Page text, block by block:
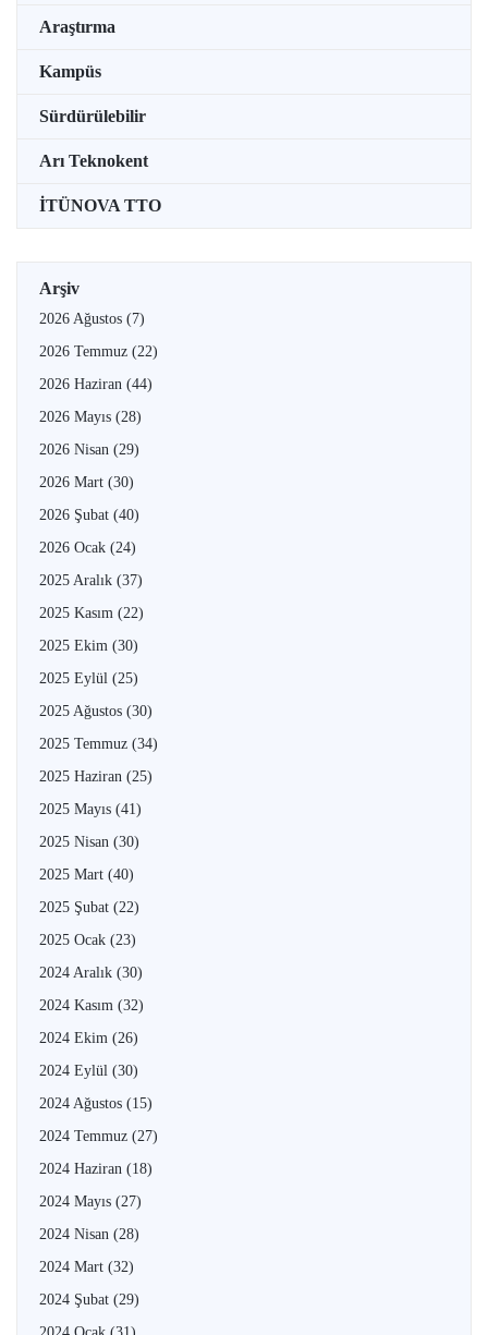
Araştırma
Kampüs
Sürdürülebilir
Arı Teknokent
İTÜNOVA TTO
Arşiv
2026 Ağustos (7)
2026 Temmuz (22)
2026 Haziran (44)
2026 Mayıs (28)
2026 Nisan (29)
2026 Mart (30)
2026 Şubat (40)
2026 Ocak (24)
2025 Aralık (37)
2025 Kasım (22)
2025 Ekim (30)
2025 Eylül (25)
2025 Ağustos (30)
2025 Temmuz (34)
2025 Haziran (25)
2025 Mayıs (41)
2025 Nisan (30)
2025 Mart (40)
2025 Şubat (22)
2025 Ocak (23)
2024 Aralık (30)
2024 Kasım (32)
2024 Ekim (26)
2024 Eylül (30)
2024 Ağustos (15)
2024 Temmuz (27)
2024 Haziran (18)
2024 Mayıs (27)
2024 Nisan (28)
2024 Mart (32)
2024 Şubat (29)